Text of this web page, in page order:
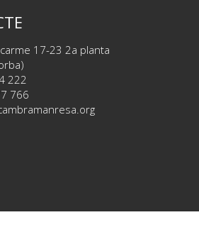
17-23 2a planta
222
766